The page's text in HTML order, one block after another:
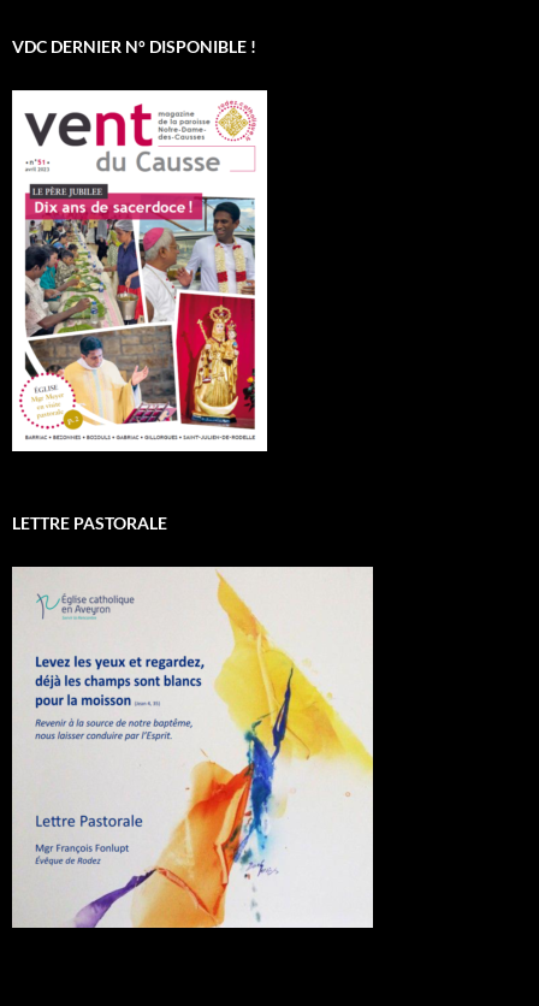
VDC DERNIER N° DISPONIBLE !
LETTRE PASTORALE